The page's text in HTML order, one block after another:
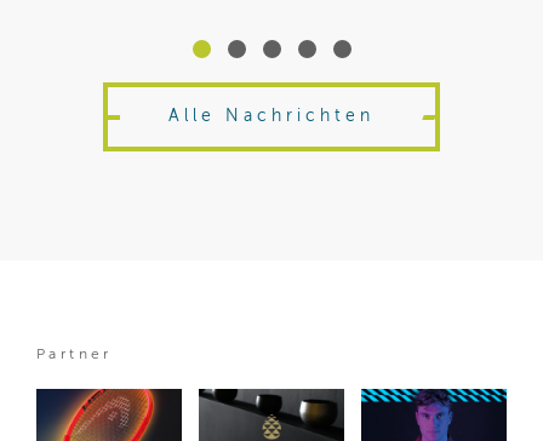
Alle Nachrichten
Partner